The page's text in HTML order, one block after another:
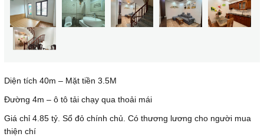
Diện tích 40m – Mặt tiền 3.5M
Đường 4m – ô tô tải chạy qua thoải mái
Giá chỉ 4.85 tỷ. Sổ đỏ chính chủ. Có thương lương cho người mua
thiện chí